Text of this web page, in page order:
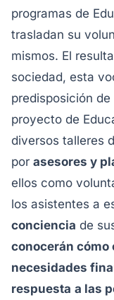
programas de
trasladan su
mismos. El
sociedad, esta
predisposición
proyecto de
diversos talleres
por asesores y
ellos como
los asistentes a
conciencia de
conocerán cómo
necesidades
respuesta a las